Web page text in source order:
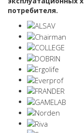
потребителя.